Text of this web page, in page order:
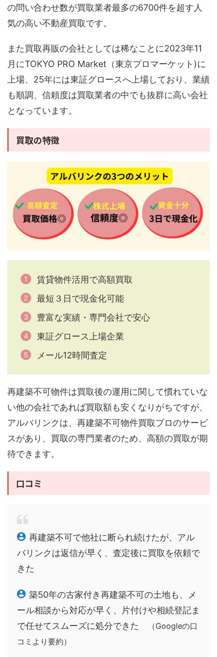
の問い合わせ数が買取業者最多の6700件を超す人
気の高い不動産買取です。
また買取再販の会社としては稀なことに2023年11
月にTOKYO PRO Market（東京プロマーケット)に
上場、25年には東証グロースへ上場しており、業績
も順調、信頼度は買取業者の中でも抜群に高い会社
となっています。
買取の特徴
賃貸物件活用で高額買取
最短３日で現金化可能
豊富な実績・専門会社で安心
東証グロース上場企業
メール12時間査定
再建築不可物件は買取後の運用に関して慣れていな
い他の会社であれば買取額も安くなりがちですが、
アルバリンクは、再建築不可物件買取プロのサービ
スがあり、買取の専門業者のため、高額の買取が期
待できます。
口コミ
再建築不可で他社に断られ続けたが、アル
バリンクは返信が早く、査定後に買取を依頼で
きた
築50年の古家付き再建築不可の土地も、メ
ール相談から対応が早く、片付けや相続登記ま
で任せてスムーズに処分できた
（Googleの口
コミより要約）